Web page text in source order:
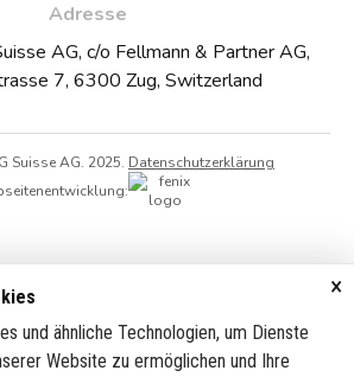
Adresse
AG, c/o Fellmann & Partner AG,
7, 6300 Zug, Switzerland
Suisse AG. 2025. Datenschutzerklärung
und ähnliche Technologien, um Dienste
Website zu ermöglichen und Ihre
×